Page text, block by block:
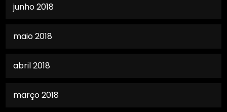
junho 2018
maio 2018
abril 2018
março 2018